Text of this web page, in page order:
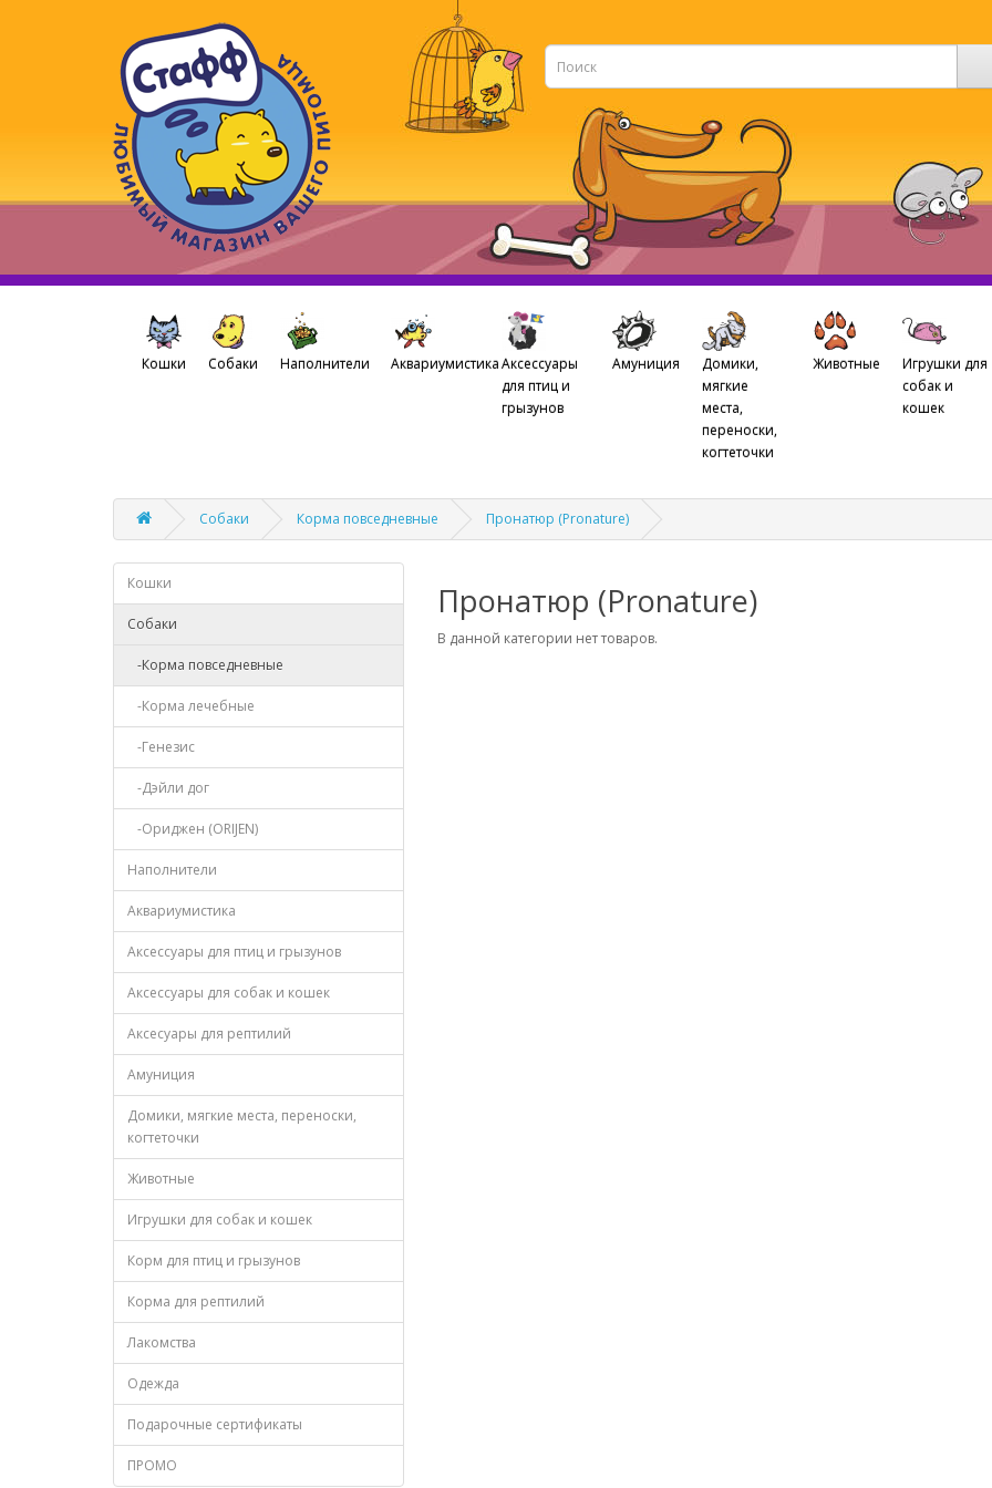
Кошки Собаки Наполнители АквариумистикаАксессуары
для птиц и
грызунов
Амуниция
Домики,
мягкие
места,
переноски,
когтеточки
Животные
Игрушки для
собак и
кошек
Собаки Корма повседневные Пронатюр (Pronature)
Кошки
Собаки
-Корма повседневные
-Корма лечебные
-Генезис
-Дэйли дог
-Ориджен (ORIJEN)
Наполнители
Аквариумистика
Аксессуары для птиц и грызунов
Аксессуары для собак и кошек
Аксесуары для рептилий
Амуниция
Домики, мягкие места, переноски,
когтеточки
Животные
Игрушки для собак и кошек
Корм для птиц и грызунов
Корма для рептилий
Лакомства
Одежда
Подарочные сертификаты
ПРОМО
Пронатюр (Pronature)
В данной категории нет товаров.